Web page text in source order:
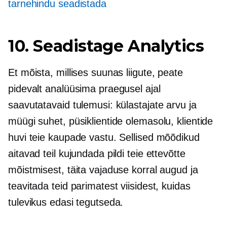
tarnehindu seadistada
10. Seadistage Analytics
Et mõista, millises suunas liigute, peate
pidevalt analüüsima praegusel ajal
saavutatavaid tulemusi: külastajate arvu ja
müügi suhet, püsiklientide olemasolu, klientide
huvi teie kaupade vastu. Sellised mõõdikud
aitavad teil kujundada pildi teie ettevõtte
mõistmisest, täita vajaduse korral augud ja
teavitada teid parimatest viisidest, kuidas
tulevikus edasi tegutseda.